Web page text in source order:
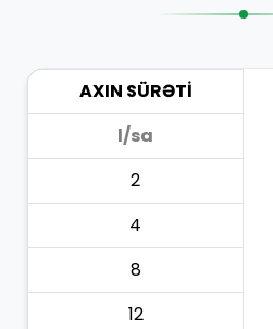
AXIN SÜRƏTİ
l/sa
2
4
8
12